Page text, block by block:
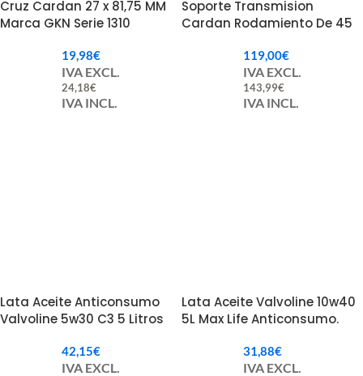
Cruz Cardan 27 x 81,75 MM
Marca GKN Serie 1310
19,98€
IVA EXCL.
24,18€
IVA INCL.
Soporte Transmision
Cardan Rodamiento De 45
119,00€
IVA EXCL.
143,99€
IVA INCL.
Lata Aceite Anticonsumo
Valvoline 5w30 C3 5 Litros
42,15€
IVA EXCL.
Lata Aceite Valvoline 10w40
5L Max Life Anticonsumo.
31,88€
IVA EXCL.